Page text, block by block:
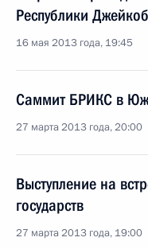
Республики
16 мая 2013 года, 19:45
Саммит БРИКС в
27 марта 2013 года, 20:00
Выступление на
государств
27 марта 2013 года, 19:00